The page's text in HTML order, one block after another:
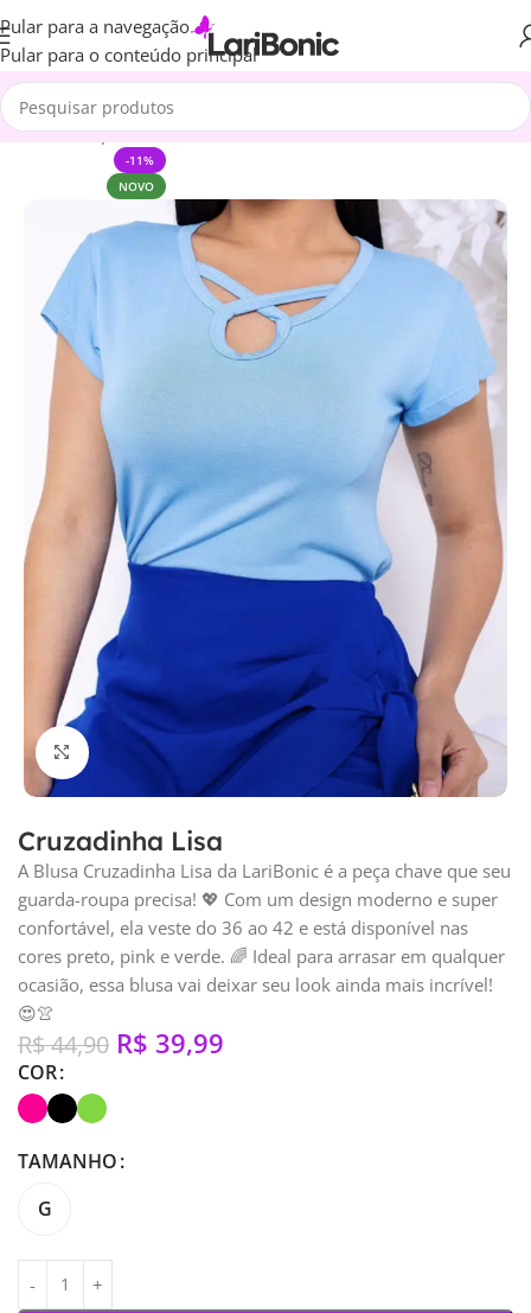
Pular para a navegação
Pular para o conteúdo principal
Início Roupas Blusa
-11%
NOVO
Clique para ampliar
Cruzadinha Lisa
A Blusa Cruzadinha Lisa da LariBonic é a peça chave que seu
guarda-roupa precisa! 💖 Com um design moderno e super
confortável, ela veste do 36 ao 42 e está disponível nas
cores preto, pink e verde. 🌈 Ideal para arrasar em qualquer
ocasião, essa blusa vai deixar seu look ainda mais incrível!
😍👚
R$44,90 R$ 39,99
COR
TAMANHO
G